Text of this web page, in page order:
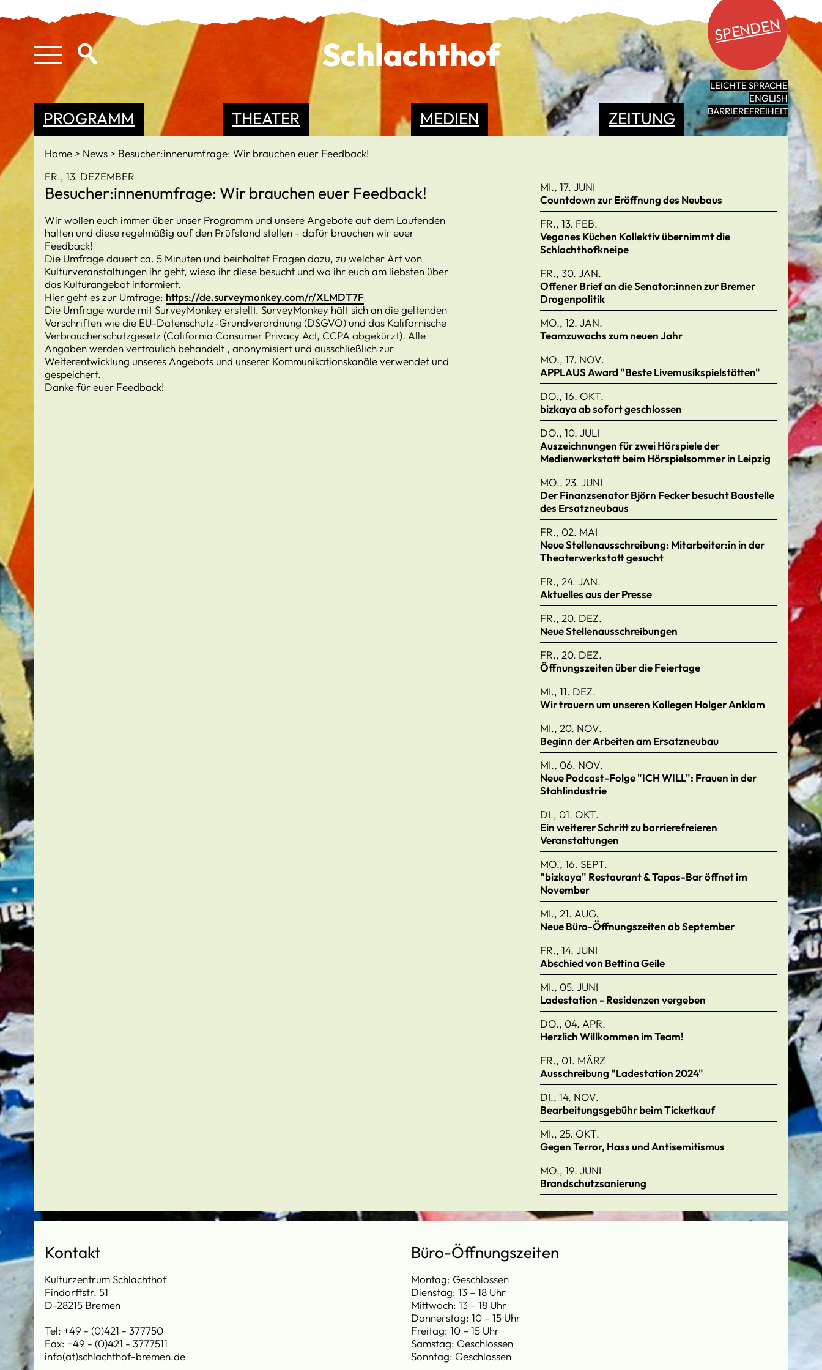
Schlachthof
SPENDEN
LEICHTE SPRACHE
ENGLISH
BARRIEREFREIHEIT
PROGRAMM THEATER MEDIEN ZEITUNG
Home News
Besucher:innenumfrage: Wir brauchen euer Feedback!
FR., 13. DEZEMBER
Besucher:innenumfrage: Wir brauchen euer Feedback!
Wir wollen euch immer über unser Programm und unsere Angebote auf dem Laufenden
halten und diese regelmäßig auf den Prüfstand stellen - dafür brauchen wir euer
Feedback!
Die Umfrage dauert ca. 5 Minuten und beinhaltet Fragen dazu, zu welcher Art von
Kulturveranstaltungen ihr geht, wieso ihr diese besucht und wo ihr euch am liebsten über
das Kulturangebot informiert.
Hier geht es zur Umfrage: https://de.surveymonkey.com/r/XLMDT7F
Die Umfrage wurde mit SurveyMonkey erstellt. SurveyMonkey hält sich an die geltenden
Vorschriften wie die EU-Datenschutz-Grundverordnung (DSGVO) und das Kalifornische
Verbraucherschutzgesetz (California Consumer Privacy Act, CCPA abgekürzt). Alle
Angaben werden vertraulich behandelt , anonymisiert und ausschließlich zur
Weiterentwicklung unseres Angebots und unserer Kommunikationskanäle verwendet und
gespeichert.
Danke für euer Feedback!
MI., 17. JUNI
Countdown zur Eröffnung des Neubaus
FR., 13. FEB.
Veganes Küchen Kollektiv übernimmt die
Schlachthofkneipe
FR., 30. JAN.
Offener Brief an die Senator:innen zur Bremer
Drogenpolitik
MO., 12. JAN.
Teamzuwachs zum neuen Jahr
MO., 17. NOV.
APPLAUS Award "Beste Livemusikspielstätten"
DO., 16. OKT.
bizkaya ab sofort geschlossen
DO., 10. JULI
Auszeichnungen für zwei Hörspiele der
Medienwerkstatt beim Hörspielsommer in Leipzig
MO., 23. JUNI
Der Finanzsenator Björn Fecker besucht Baustelle
des Ersatzneubaus
FR., 02. MAI
Neue Stellenausschreibung: Mitarbeiter:in in der
Theaterwerkstatt gesucht
FR., 24. JAN.
Aktuelles aus der Presse
FR., 20. DEZ.
Neue Stellenausschreibungen
FR., 20. DEZ.
Öffnungszeiten über die Feiertage
MI., 11. DEZ.
Wir trauern um unseren Kollegen Holger Anklam
MI., 20. NOV.
Beginn der Arbeiten am Ersatzneubau
MI., 06. NOV.
Neue Podcast-Folge "ICH WILL": Frauen in der
Stahlindustrie
DI., 01. OKT.
Ein weiterer Schritt zu barrierefreieren
Veranstaltungen
MO., 16. SEPT.
"bizkaya" Restaurant & Tapas-Bar öffnet im
November
MI., 21. AUG.
Neue Büro-Öffnungszeiten ab September
FR., 14. JUNI
Abschied von Bettina Geile
MI., 05. JUNI
Ladestation - Residenzen vergeben
DO., 04. APR.
Herzlich Willkommen im Team!
FR., 01. MÄRZ
Ausschreibung "Ladestation 2024"
DI., 14. NOV.
Bearbeitungsgebühr beim Ticketkauf
MI., 25. OKT.
Gegen Terror, Hass und Antisemitismus
MO., 19. JUNI
Brandschutzsanierung
Kontakt
Kulturzentrum Schlachthof
Findorffstr. 51
D-28215 Bremen
Tel: +49 - (0)421 - 377750
Fax: +49 - (0)421 - 3777511
info(at)schlachthof-bremen.de
Büro-Öffnungszeiten
Montag: Geschlossen
Dienstag: 13 – 18 Uhr
Mittwoch: 13 – 18 Uhr
Donnerstag: 10 – 15 Uhr
Freitag: 10 – 15 Uhr
Samstag: Geschlossen
Sonntag: Geschlossen